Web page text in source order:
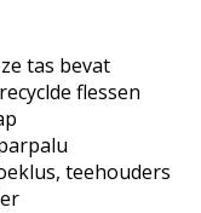
tas bevat
flessen
teehouders